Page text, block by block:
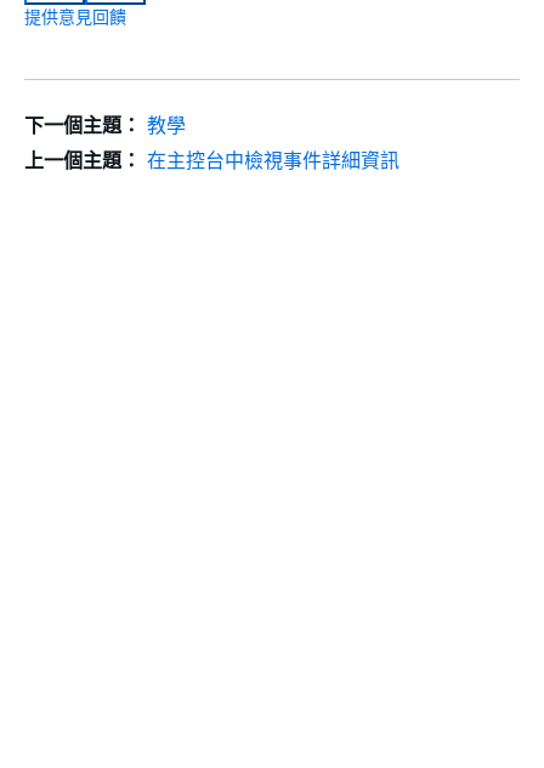
提供意見回饋
下一個主題： 教學
上一個主題： 在主控台中檢視事件詳細資訊